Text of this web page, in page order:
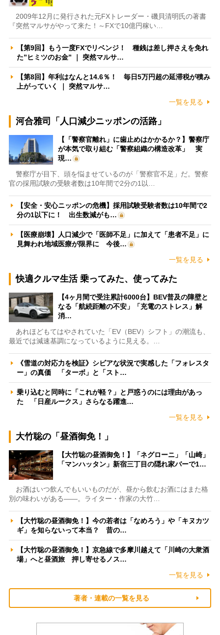
2009年12月に発行された元FXトレーダー・磯貝清明氏の著書
『突然マルサがやって来た！～FXで10億円稼い…
【第9回】もう一度FXでリベンジ！ 種銭は差し押さえを免れ
た”ヒミツのお金” ｜ 突然マルサ…
【第8回】年利はなんと14.6％！ 毎日5万円超の延滞税が積み
上がっていく ｜ 突然マルサ…
一覧を見る
河合雅司「人口減少ニッポンの活路」
【「警察官離れ」に歯止めはかかるか？】警察庁
が本気で取り組む「警察組織の構造改革」 実
現…
警察庁が目下、頭を悩ませているのが「警察官不足」だ。警察
官の採用試験の受験者数は10年間で2分の1以…
【安全・安心ニッポンの危機】採用試験受験者数は10年間で2
分の1以下に！ 出生数減がも…
【医療崩壊】人口減少で「医師不足」に加えて「患者不足」に
見舞われ地域医療が限界に 今後…
一覧を見る
快適クルマ生活 乗ってみた、使ってみた
【4ヶ月間で受注累計6000台】BEV普及の障壁と
なる「航続距離の不安」「充電のストレス」解
消…
あれほどもてはやされていた「EV（BEV）シフト」の潮流も、
最近では減速基調になっているように見える。…
《雪道の対応力を検証》シビアな状況で実感した「フォレスタ
ー」の真価 「ターボ」と「スト…
乗り込むと同時に「これが軽？」と戸惑うのには理由があっ
た 「日産ルークス」さらなる躍進…
一覧を見る
大竹聡の「昼酒御免！」
【大竹聡の昼酒御免！】「ネグローニ」「山崎」
「マンハッタン」新宿三丁目の隠れ家バーで1…
お酒はいつ飲んでもいいものだが、昼から飲むお酒にはまた格
別の味わいがある――。ライター・作家の大竹…
【大竹聡の昼酒御免！】今の若者は「なめろう」や「キヌカツ
ギ」を知らないって本当？ 昔の…
【大竹聡の昼酒御免！】京急線で多摩川越えて「川崎の大衆酒
場」へと昼酒旅 押し寄せるノス…
一覧を見る
著者・連載の一覧を見る